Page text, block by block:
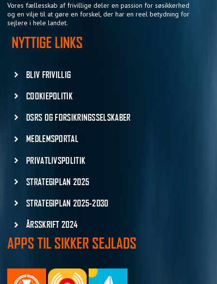
Vores fællesskab af frivillige deler en passion for søsikkerhed
og en vilje til at gøre en forskel, der har en reel betydning for
sejlere i hele landet.
NYTTIGE LINKS
BLIV FRIVILLIG
COOKIEPOLITIK
DSRS OG FORSIKRINGSSELSKABER
MEDLEMSPORTAL
PRIVATLIVSPOLITIK
STRATEGIPLAN 2025
STRATEGIPLAN 2025-2030
ÅRSSKRIFT 2024
APPS TIL SIKKER SEJLADS